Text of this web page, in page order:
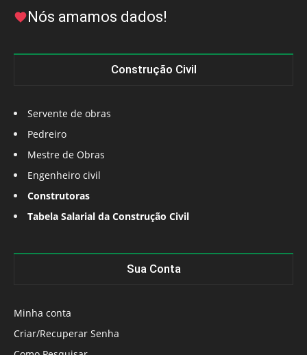
Nós amamos dados!
Construção Civil
Servente de obras
Pedreiro
Mestre de Obras
Engenheiro civil
Construtoras
Tabela Salarial da Construção Civil
Sua Conta
Minha conta
Criar/Recuperar Senha